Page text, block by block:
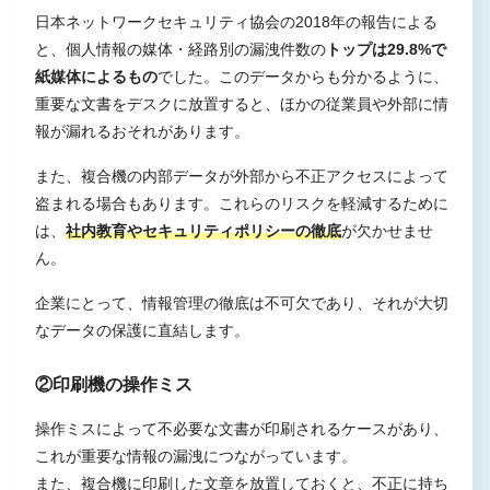
日本ネットワークセキュリティ協会の2018年の報告による
と、個人情報の媒体・経路別の漏洩件数の トップは29.8%で
紙媒体によるものでした。このデータからも分かるように、
重要な文書をデスクに放置すると、ほかの従業員や外部に情
報が漏れるおそれがあります。
また、複合機の内部データが外部から不正アクセスによって
盗まれる場合もあります。これらのリスクを軽減するために
は、 社内教育やセキュリティポリシーの徹底が欠かせませ
ん。
企業にとって、情報管理の徹底は不可欠であり、それが大切
なデータの保護に直結します。
②印刷機の操作ミス
操作ミスによって不必要な文書が印刷されるケースがあり、
これが重要な情報の漏洩につながっています。
また、複合機に印刷した文章を放置しておくと、不正に持ち